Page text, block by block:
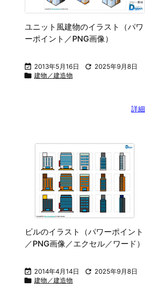
ユニット風建物のイラスト（パワ
ーポイント／PNG画像）
 2013年5月16日  2025年9月8日
 建物／建造物
詳細
ビルのイラスト（パワーポイント
／PNG画像／エクセル／ワード）
 2014年4月14日  2025年9月8日
 建物／建造物